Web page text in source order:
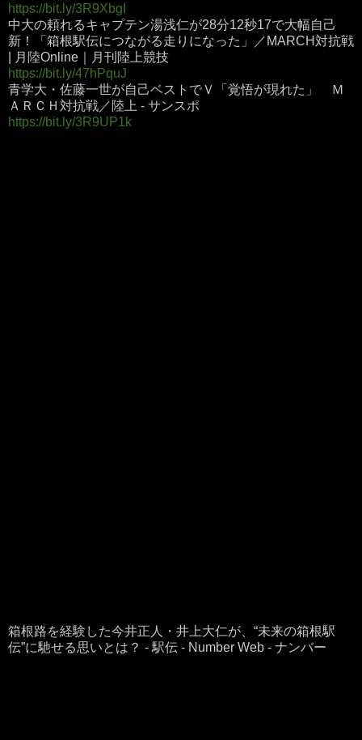
https://bit.ly/3R9XbgI
中大の頼れるキャプテン湯浅仁が28分12秒17で大幅自己
新！「箱根駅伝につながる走りになった」／MARCH対抗戦
| 月陸Online｜月刊陸上競技
https://bit.ly/47hPquJ
青学大・佐藤一世が自己ベストでＶ「覚悟が現れた」 Ｍ
ＡＲＣＨ対抗戦／陸上 - サンスポ
https://bit.ly/3R9UP1k
箱根路を経験した今井正人・井上大仁が、“未来の箱根駅
伝”に馳せる思いとは？ - 駅伝 - Number Web - ナンバー